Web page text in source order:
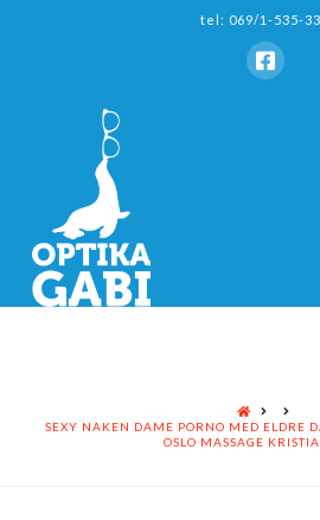
tel: 069/1-535-
HOME
SEXY NAKEN DAME PORNO MED ELDRE
OSLO MASSAGE